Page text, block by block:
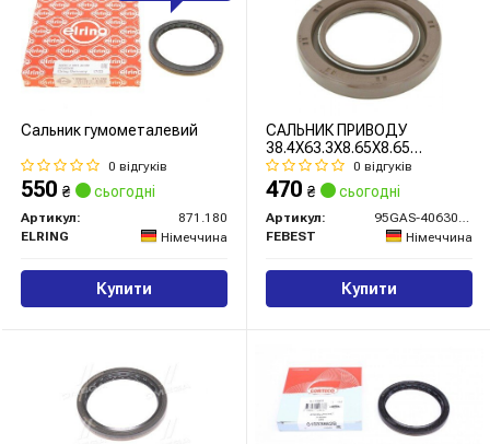
Сальник гумометалевий
0 відгуків
550 ₴ сьогодні
Артикул:
871.180
ELRING
Німеччина
Купити
САЛЬНИК ПРИВОДУ
38.4X63.3X8.65X8.65
(FEBEST)
0 відгуків
470 ₴ сьогодні
Артикул:
95GAS-40630909C
FEBEST
Німеччина
Купити